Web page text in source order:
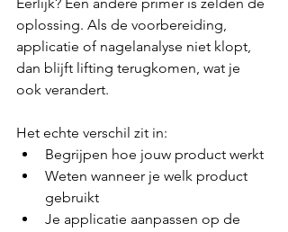
oplossing. Als de voorbereiding,
applicatie of nagelanalyse niet klopt,
dan blijft lifting terugkomen, wat je
ook verandert.
Het echte verschil zit in:
Begrijpen hoe jouw product werkt
Weten wanneer je welk product
gebruikt
Je applicatie aanpassen op de